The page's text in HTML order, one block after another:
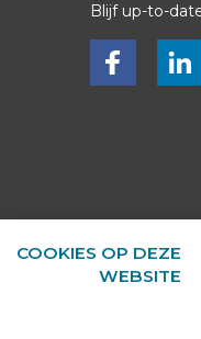
Blijf up-to-
Bekijk ons op
COOKIES OP DEZE
WEBSITE